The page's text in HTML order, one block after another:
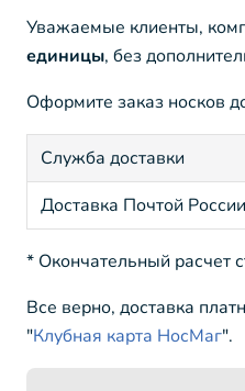
Уважаемые клиенты,
единицы, без
Оформите заказ носков
Служба доставки
Доставка Почтой России
* Окончательный расчет
Все верно, доставка
"Клубная карта НосМаг".